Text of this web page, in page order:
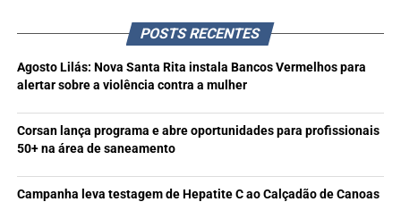
POSTS RECENTES
Agosto Lilás: Nova Santa Rita instala Bancos Vermelhos para
alertar sobre a violência contra a mulher
Corsan lança programa e abre oportunidades para profissionais
50+ na área de saneamento
Campanha leva testagem de Hepatite C ao Calçadão de Canoas